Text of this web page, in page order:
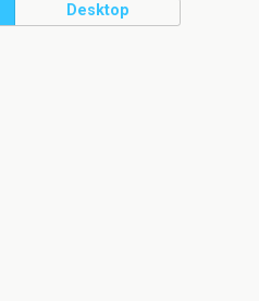
Desktop